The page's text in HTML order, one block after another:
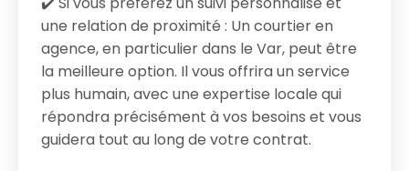
une relation de proximité : Un courtier en
agence, en particulier dans le Var, peut être
la meilleure option. Il vous offrira un service
plus humain, avec une expertise locale qui
répondra précisément à vos besoins et vous
guidera tout au long de votre contrat.